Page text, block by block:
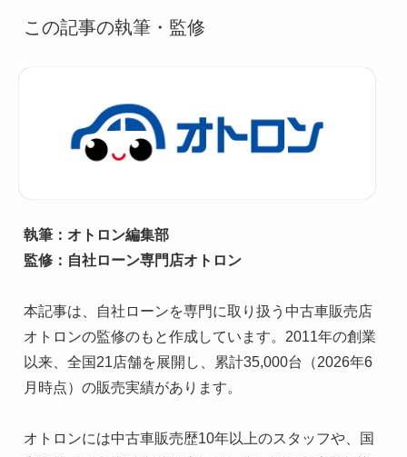
この記事の執筆・監修
執筆：オトロン編集部
監修：自社ローン専門店オトロン
本記事は、自社ローンを専門に取り扱う中古車販売店
オトロンの監修のもと作成しています。2011年の創業
以来、全国21店舗を展開し、累計35,000台（2026年6
月時点）の販売実績があります。
オトロンには中古車販売歴10年以上のスタッフや、国